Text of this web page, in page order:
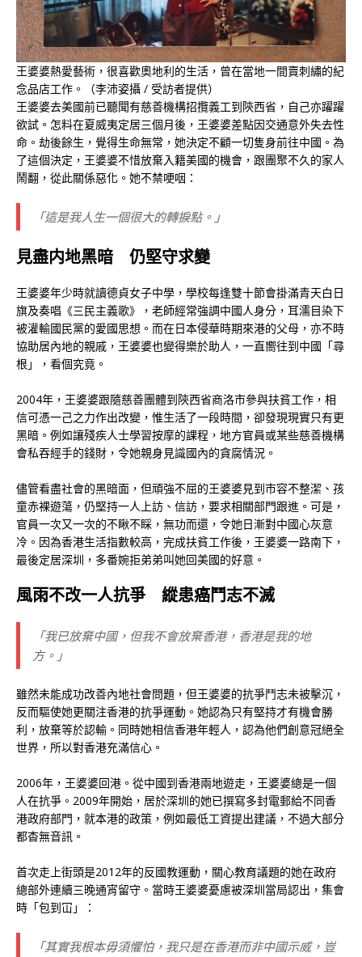
王婆婆熱愛藝術，很喜歡奧地利的生活，曾在當地一間賣刺繡的紀
念品店工作。（李沛姿攝 / 受訪者提供）
王婆婆去美國前已聽聞有慈善機構招攬義工到陝西省，自己亦躍躍
欲試。怎料在夏威夷定居三個月後，王婆婆差點因交通意外失去性
命。劫後餘生，覺得生命無常，她決定不顧一切隻身前往中國。為
了這個決定，王婆婆不惜放棄入籍美國的機會，跟團聚不久的家人
鬧翻，從此關係惡化。她不禁哽咽：
「這是我人生一個很大的轉捩點。」
見盡内地黑暗 仍堅守求變
王婆婆年少時就讀德貞女子中學，學校每逢雙十節會掛滿青天白日
旗及奏唱《三民主義歌》，老師經常強調中國人身分，耳濡目染下
被灌輸國民黨的愛國思想。而在日本侵華時期來港的父母，亦不時
協助居內地的親戚，王婆婆也變得樂於助人，一直嚮往到中國「尋
根」，看個究竟。
2004年，王婆婆跟隨慈善團體到陝西省商洛市參與扶貧工作，相
信可憑一己之力作出改變，惟生活了一段時間，卻發現現實只有更
黑暗。例如讓殘疾人士學習按摩的課程，地方官員或某些慈善機構
會私吞經手的錢財，令她親身見識國內的貪腐情況。
儘管看盡社會的黑暗面，但頑強不屈的王婆婆見到市容不整潔、孩
童赤裸遊蕩，仍堅持一人上訪、信訪，要求相關部門跟進。可是，
官員一次又一次的不瞅不睬，無功而還，令她日漸對中國心灰意
冷。因為香港生活指數較高，完成扶貧工作後，王婆婆一路南下，
最後定居深圳，多番婉拒弟弟叫她回美國的好意。
風雨不改一人抗爭 縱患癌鬥志不滅
「我已放棄中國，但我不會放棄香港，香港是我的地
方。」
雖然未能成功改善內地社會問題，但王婆婆的抗爭鬥志未被擊沉，
反而驅使她更關注香港的抗爭運動。她認為只有堅持才有機會勝
利，放棄等於認輸。同時她相信香港年輕人，認為他們創意冠絕全
世界，所以對香港充滿信心。
2006年，王婆婆回港。從中國到香港兩地遊走，王婆婆總是一個
人在抗爭。2009年開始，居於深圳的她已撰寫多封電郵給不同香
港政府部門，就本港的政策，例如最低工資提出建議，不過大部分
都杳無音訊。
首次走上街頭是2012年的反國教運動，關心教育議題的她在政府
總部外連續三晚通宵留守。當時王婆婆憂慮被深圳當局認出，集會
時「包到冚」：
「其實我根本毋須懼怕，我只是在香港而非中國示威，豈